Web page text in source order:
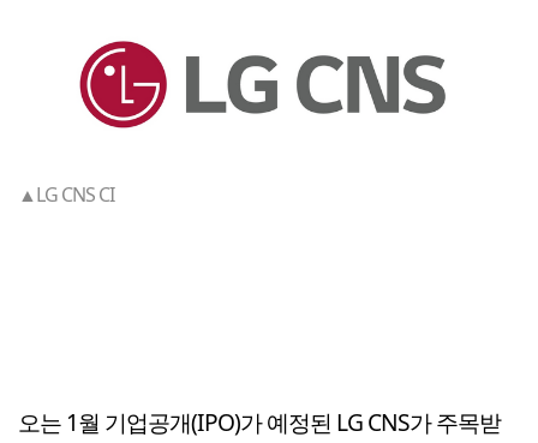
▲LG CNS CI
오는 1월 기업공개(IPO)가 예정된 LG CNS가 주목받